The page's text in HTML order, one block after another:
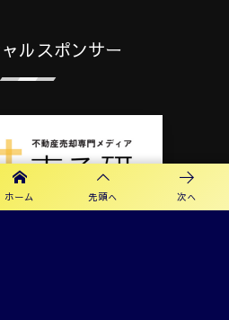
ホーム 先頭へ 次へ
ルスポンサー